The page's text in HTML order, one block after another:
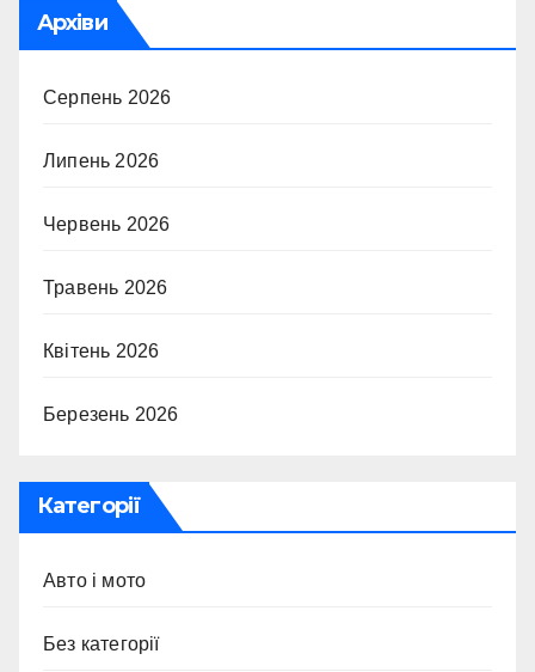
Архіви
Серпень 2026
Липень 2026
Червень 2026
Травень 2026
Квітень 2026
Березень 2026
Категорії
Авто і мото
Без категорії